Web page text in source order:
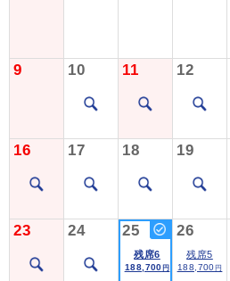
9 10 11 12
16 17 18 19
23 24 25
残席6
188,700 円
26
残席5
188,700 円